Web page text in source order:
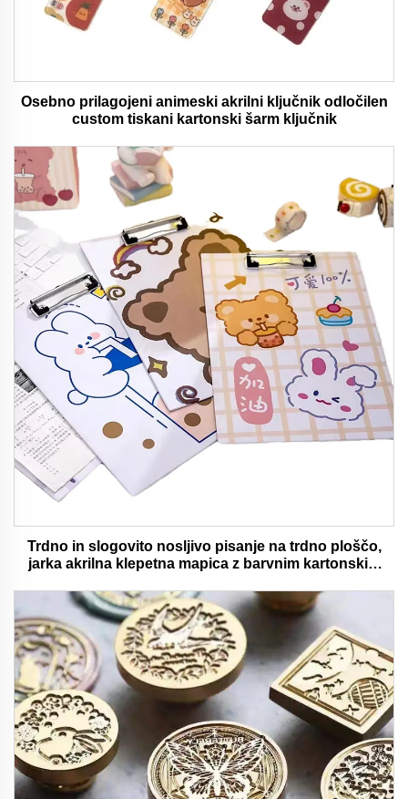
Osebno prilagojeni animeski akrilni ključnik odločilen
custom tiskani kartonski šarm ključnik
Trdno in slogovito nosljivo pisanje na trdno ploščo,
jarka akrilna klepetna mapica z barvnim kartonskim